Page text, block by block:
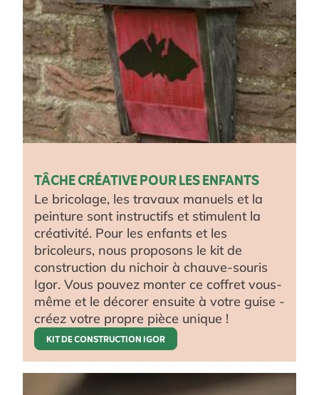
TÂCHE CRÉATIVE POUR LES ENFANTS
Le bricolage, les travaux manuels et la
peinture sont instructifs et stimulent la
créativité. Pour les enfants et les
bricoleurs, nous proposons le kit de
construction du nichoir à chauve-souris
Igor. Vous pouvez monter ce coffret vous-
même et le décorer ensuite à votre guise -
créez votre propre pièce unique !
KIT DE CONSTRUCTION IGOR